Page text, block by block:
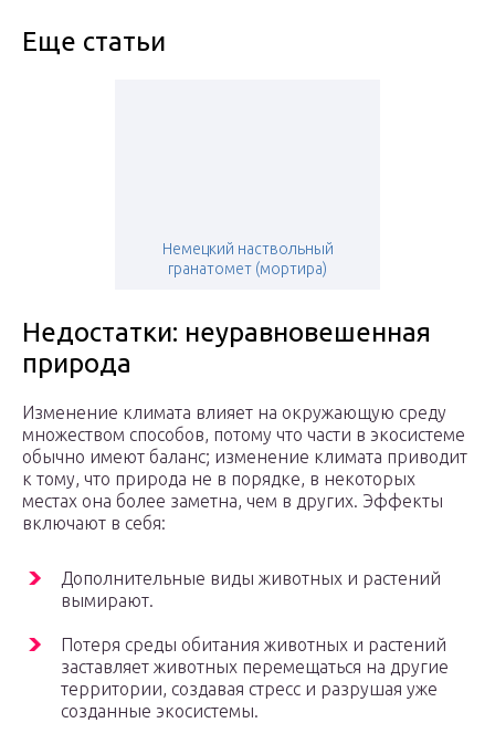
Еще статьи
Немецкий наствольный
гранатомет (мортира)
Недостатки: неуравновешенная
природа
Изменение климата влияет на окружающую среду
множеством способов, потому что части в экосистеме
обычно имеют баланс; изменение климата приводит
к тому, что природа не в порядке, в некоторых
местах она более заметна, чем в других. Эффекты
включают в себя:
Дополнительные виды животных и растений
вымирают.
Потеря среды обитания животных и растений
заставляет животных перемещаться на другие
территории, создавая стресс и разрушая уже
созданные экосистемы.